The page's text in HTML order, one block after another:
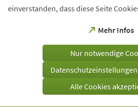
einverstanden, dass diese Seite
Mehr Infos
(Öffnet
einem
Tab)
Nur notwendige
Alle Cookies